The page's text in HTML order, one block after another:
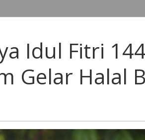
Idul Fitri
Gelar Halal